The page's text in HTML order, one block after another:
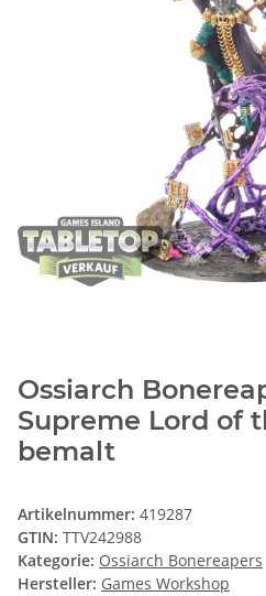
Ossiarch
Supreme Lord of
bemalt
Artikelnummer: 419287
GTIN: TTV242988
Kategorie: Ossiarch Bonereapers
Hersteller: Games Workshop